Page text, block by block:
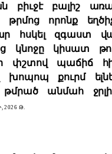
բիւջէ բալիշ
թրմոց որոնք
հսկել զգաստ
կնոջը կիսատ
փշտով պաճիճ
խոպոպ քուրմ
թմրած անմահ
2026 Թ.